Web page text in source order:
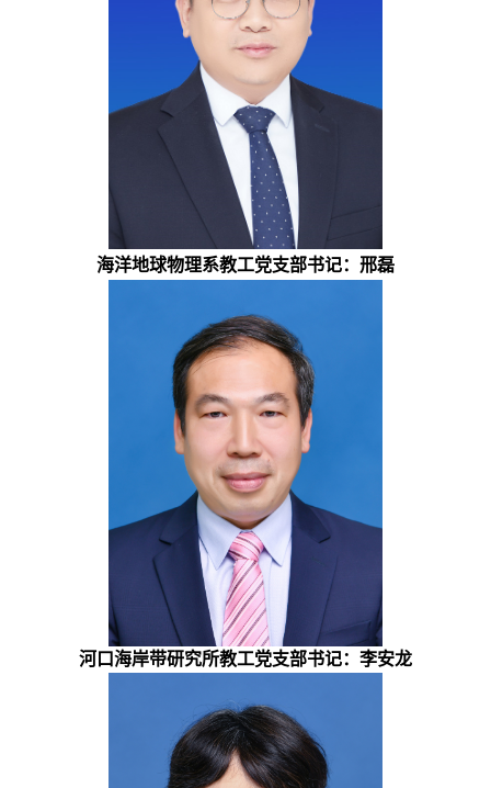
海洋地球物理系教工党支部书记：邢磊
河口海岸带研究所教工党支部书记：李安龙